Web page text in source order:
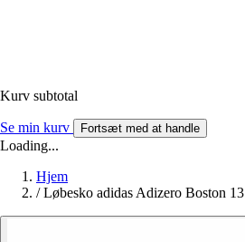
Kurv subtotal
Se min kurv Fortsæt med at handle
Loading...
Hjem
/ Løbesko adidas Adizero Boston 13